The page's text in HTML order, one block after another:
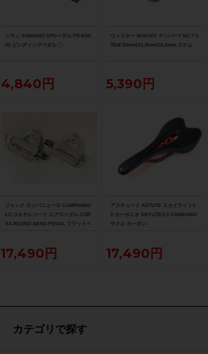
シマノ SHIMANO SPDペダル PD-EH5
00 ビンディングペダル 〇
4,840円
ウィスキー WHISKY ナンバー7 NO.7 S
TEM 50mm/31.8mm/28.6mm ステム
5,390円
ジャンク カンパニョーロ CAMPAGNO
LO コルサレコード エアロペダル COR
SA RCORD AERO PEDAL フラットペ
17,490円
アスチュート ASTUTE スカイライト3.
0 カーボニオ SKYLITE3.0 CARBONIO
サドル カーボン
17,490円
カテゴリで探す